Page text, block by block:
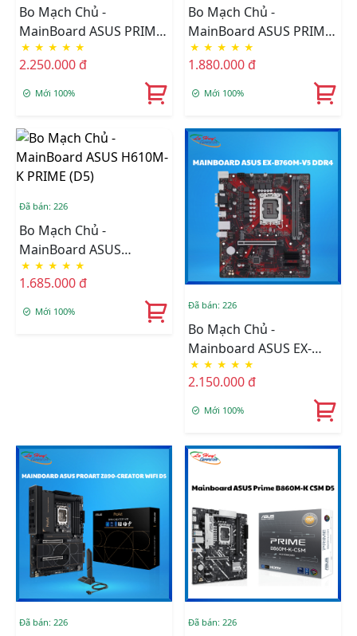
Bo Mạch Chủ -
MainBoard ASUS PRIME
H810M-K DDR5
★ ★ ★ ★ ★
2.250.000 đ
Mới 100%
Bo Mạch Chủ -
MainBoard ASUS PRIME
H610M-F WIFI D4
★ ★ ★ ★ ★
1.880.000 đ
Mới 100%
Đã bán: 226
Bo Mạch Chủ -
MainBoard ASUS
H610M-K PRIME (D5)
★ ★ ★ ★ ★
1.685.000 đ
Mới 100%
Đã bán: 226
Bo Mạch Chủ -
Mainboard ASUS EX-
B760M-V5 DDR4
★ ★ ★ ★ ★
2.150.000 đ
Mới 100%
Đã bán: 226 Đã bán: 226